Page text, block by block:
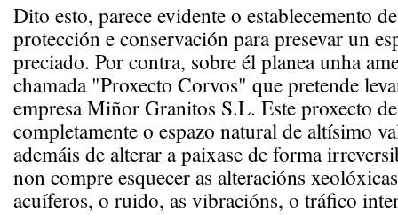
Dito esto, parece evidente o establecemento
protección e conservación para presevar un
preciado. Por contra, sobre él planea unha
chamada "Proxecto Corvos" que pretende
empresa Miñor Granitos S.L. Este proxecto
completamente o espazo natural de altísimo
ademáis de alterar a paixase de forma
non compre esquecer as alteracións
acuíferos, o ruido, as vibracións, o tráfico